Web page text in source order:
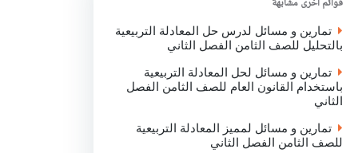
n
تمارين و مسائل لدرس حل المعادلة التربيعية
بالتحليل للصف الثامن الفصل الثاني
تمارين و مسائل لحل المعادلة التربيعية
باستخدام القانون العام للصف الثامن الفصل
الثاني
تمارين و مسائل لمميز المعادلة التربيعية
للصف الثامن الفصل الثاني